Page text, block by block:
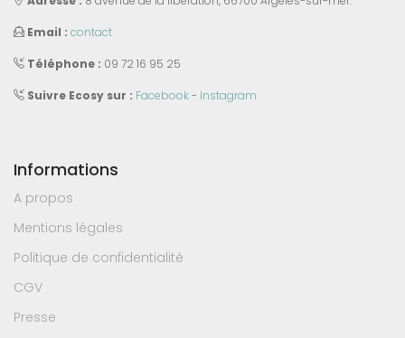
Email : contact
Téléphone : 09 72 16 95 25
Suivre Ecosy sur : Facebook- Instagram
Informations
A propos
Mentions légales
Politique de confidentialité
CGV
Presse